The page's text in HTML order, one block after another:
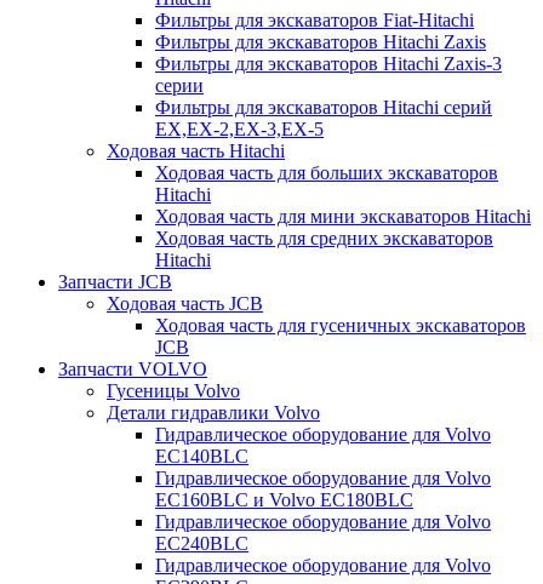
Фильтры для экскаваторов Fiat-Hitachi
Фильтры для экскаваторов Hitachi Zaxis
Фильтры для экскаваторов Hitachi Zaxis-3
серии
Фильтры для экскаваторов Hitachi серий
EX,EX-2,EX-3,EX-5
Ходовая часть Hitachi
Ходовая часть для больших экскаваторов
Hitachi
Ходовая часть для мини экскаваторов Hitachi
Ходовая часть для средних экскаваторов
Hitachi
Запчасти JCB
Ходовая часть JCB
Ходовая часть для гусеничных экскаваторов
JCB
Запчасти VOLVO
Гусеницы Volvo
Детали гидравлики Volvo
Гидравлическое оборудование для Volvo
EC140BLC
Гидравлическое оборудование для Volvo
EC160BLC и Volvo EC180BLC
Гидравлическое оборудование для Volvo
EC240BLC
Гидравлическое оборудование для Volvo